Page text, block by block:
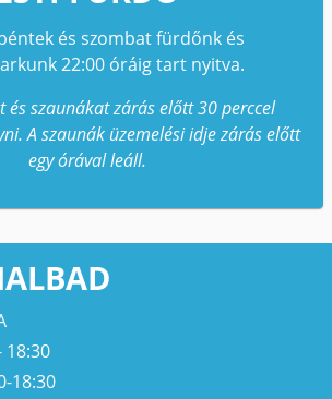
és szombat fürdőnk és
22:00 óráig tart nyitva.
és szaunákat zárás előtt 30 perccel
A szaunák üzemelési idje zárás előtt
egy órával leáll.
18:30
18:30